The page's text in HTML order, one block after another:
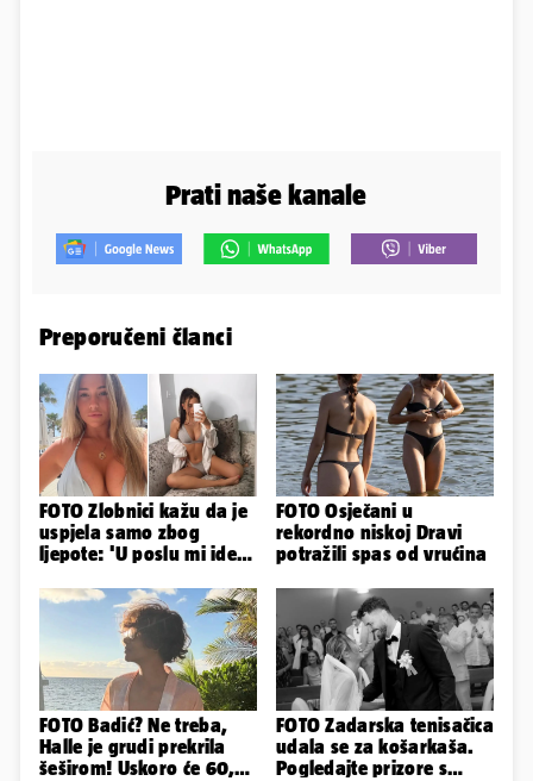
Prati naše kanale
Preporučeni članci
FOTO Zlobnici kažu da je
uspjela samo zbog
ljepote: 'U poslu mi ide
FOTO Osječani u
rekordno niskoj Dravi
potražili spas od vrućina
FOTO Badić? Ne treba,
Halle je grudi prekrila
šeširom! Uskoro će 60,
FOTO Zadarska tenisačica
udala se za košarkaša.
Pogledajte prizore s